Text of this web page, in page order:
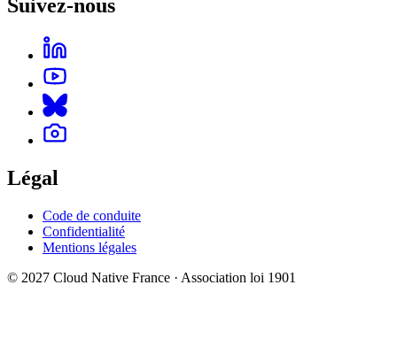
Suivez-nous
Légal
Code de conduite
Confidentialité
Mentions légales
© 2027 Cloud Native France · Association loi 1901